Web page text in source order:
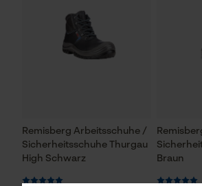
Remisberg Arbeitsschuhe /
Sicherheitsschuhe Thurgau
High Schwarz
Braun